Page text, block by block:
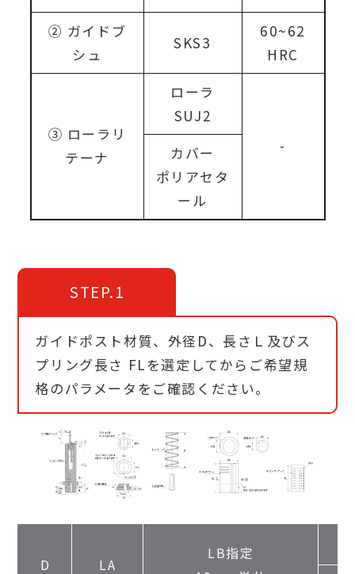
② ガイドブ
シュ
SKS3
60~62
HRC
③ ローラリ
テーナ
ローラ
SUJ2
-
カバー
ポリアセタ
ール
STEP.1
ガイドポスト材質、外径D、長さＬ及びス
プリング長さ FLを選定してからご希望規
格のパラメータをご確認ください。
D LA
LB指定